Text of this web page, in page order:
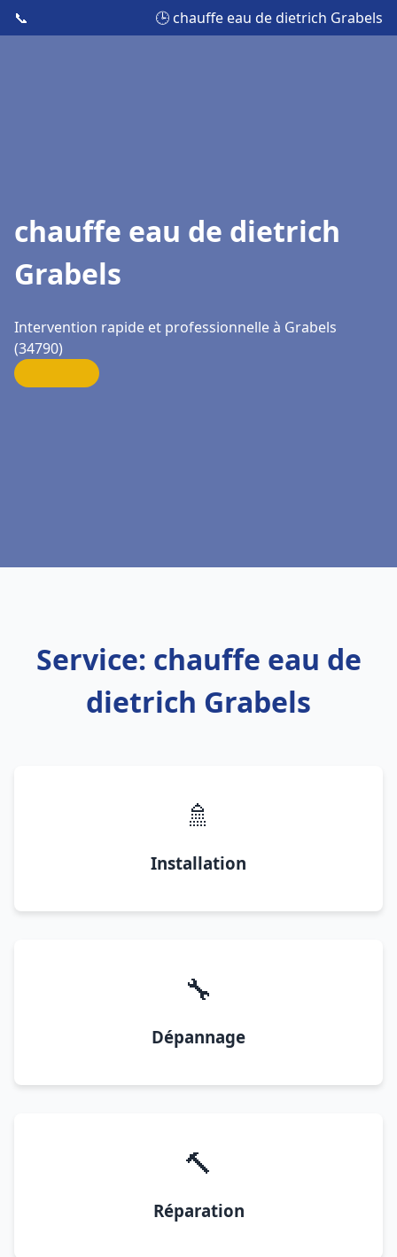
📞 🕒 chauffe eau de dietrich Grabels
chauffe eau de dietrich
Grabels
Intervention rapide et professionnelle à Grabels
(34790)
Service: chauffe eau de
dietrich Grabels
🚿
Installation
🔧
Dépannage
🔨
Réparation